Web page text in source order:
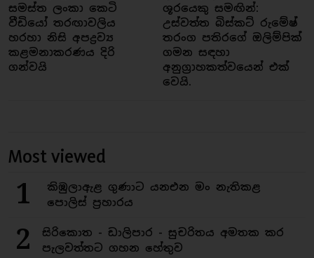
සමස්ත ලංකා කෙටි
වීඩියෝ තරඟාවලිය
හරහා නිසි අපද්‍රව්‍ය
කළමනාකරණය දිරි
ගන්වයි
ශූරයෙකු සමඟින්:
උස්වත්ත බිස්කට් රුමේෂ්
තරංග පතිරගේ ඔලිම්පික්
ගමන සඳහා
අනුග්‍රාහකත්වයෙන් එක්
වෙයි.
Most viewed
1
කිඹුලාඇළ ගුණාට යනඑන මං නැතිකළ
පොලිස් ප්‍රහාරය
2
සිරිකොත - ඩාලිපාර - සුචරිතය අමතක කර
පැලවත්තට ගහන හේතුව